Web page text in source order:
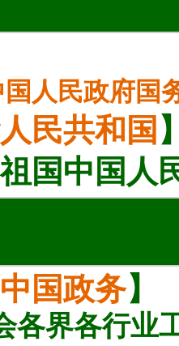
人民政府国
民共和国
国中国 人
国政务】
各界各行业